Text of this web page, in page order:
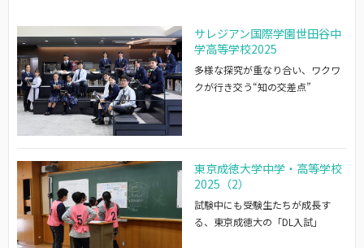
サレジアン国際学園世田谷中
学高等学校2025
多様な探究が重なり合い、ワクワ
クが行き交う“知の交差点”
東京成徳大学中学・高等学校
2025（2）
試験中にも受験生たちが成長す
る、東京成徳大の「DL入試」